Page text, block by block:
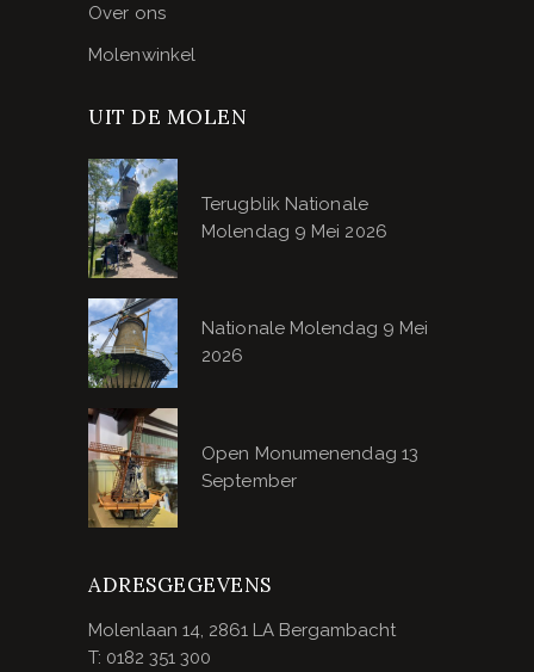
Over ons
Molenwinkel
UIT DE MOLEN
Terugblik Nationale
Molendag 9 Mei 2026
Nationale Molendag 9 Mei
2026
Open Monumenendag 13
September
ADRESGEGEVENS
Molenlaan 14, 2861 LA Bergambacht
T: 0182 351 300